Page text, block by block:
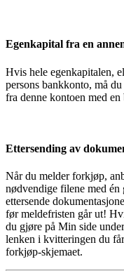
Egenkapital fra en
Hvis hele egenkapitalen,
persons bankkonto, må
fra denne kontoen med
Ettersending av
Når du melder forkjøp,
nødvendige filene med
ettersende
før meldefristen går ut!
du gjøre på Min side
lenken i kvitteringen du
forkjøp-skjemaet.